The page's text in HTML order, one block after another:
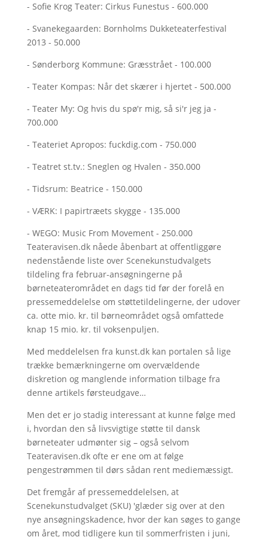
- Sofie Krog Teater: Cirkus Funestus - 600.000
- Svanekegaarden: Bornholms Dukketeaterfestival
2013 - 50.000
- Sønderborg Kommune: Græsstrået - 100.000
- Teater Kompas: Når det skærer i hjertet - 500.000
- Teater My: Og hvis du spø'r mig, så si'r jeg ja -
700.000
- Teateriet Apropos: fuckdig.com - 750.000
- Teatret st.tv.: Sneglen og Hvalen - 350.000
- Tidsrum: Beatrice - 150.000
- VÆRK: I papirtræets skygge - 135.000
- WEGO: Music From Movement - 250.000
Teateravisen.dk nåede åbenbart at offentliggøre
nedenstående liste over Scenekunstudvalgets
tildeling fra februar-ansøgningerne på
børneteaterområdet en dags tid før der forelå en
pressemeddelelse om støttetildelingerne, der udover
ca. otte mio. kr. til børneområdet også omfattede
knap 15 mio. kr. til voksenpuljen.
Med meddelelsen fra kunst.dk kan portalen så lige
trække bemærkningerne om overvældende
diskretion og manglende information tilbage fra
denne artikels førsteudgave…
Men det er jo stadig interessant at kunne følge med
i, hvordan den så livsvigtige støtte til dansk
børneteater udmønter sig – også selvom
Teateravisen.dk ofte er ene om at følge
pengestrømmen til dørs sådan rent mediemæssigt.
Det fremgår af pressemeddelelsen, at
Scenekunstudvalget (SKU) 'glæder sig over at den
nye ansøgningskadence, hvor der kan søges to gange
om året, mod tidligere kun til sommerfristen i juni,